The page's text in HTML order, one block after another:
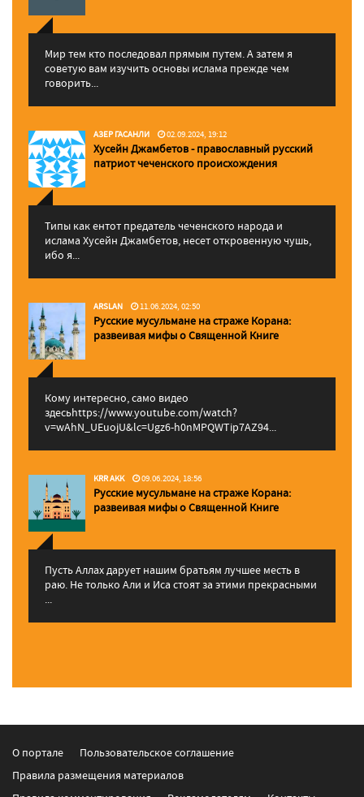
Мир тем кто последовал прямым путем. А затем я
советую вам изучить основы ислама прежде чем
говорить...
АЗЕР ГАСАНЛИ 02.09.2024, 19:12
Хусейн Джамбетов - православный русский
патриот чеченского происхождения
Типы как ентот предатель чеченского народа и
ислама Хусейн Джамбетов, несет откровенную чушь,
ибо я...
ARSLAN 11.06.2024, 02:50
Русские мусульмане на страже Корана:
pазвеивая мифы о Священной Книге
Кому интересно, само видео
здесьhttps://www.youtube.com/watch?
v=wAhN_UEuojU&lc=Ugz6-h0nMPQWTip7AZ94...
KRR AKK 09.06.2024, 18:56
Русские мусульмане на страже Корана:
pазвеивая мифы о Священной Книге
Пусть Аллах дарует нашим братьям лучшее месть в
раю. Не только Али и Иса стоят за этими прекрасными
...
О портале
Пользовательское соглашение
Правила размещения материалов